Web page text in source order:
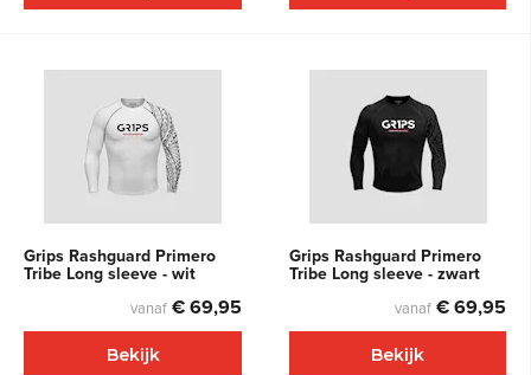
Grips Rashguard Primero
Tribe Long sleeve - wit
vanaf € 69,95
Bekijk
Grips Rashguard Primero
Tribe Long sleeve - zwart
vanaf € 69,95
Bekijk